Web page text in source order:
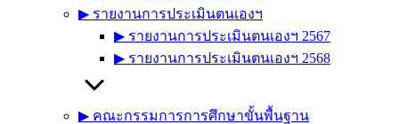
▶︎ รายงานการประเมินตนเองฯ
▶︎ รายงานการประเมินตนเองฯ 2567
▶︎ รายงานการประเมินตนเองฯ 2568
▶︎ คณะกรรมการการศึกษาขั้นพื้นฐาน